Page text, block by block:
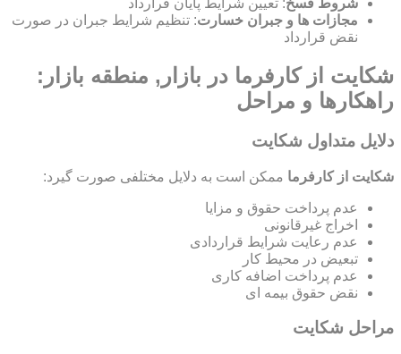
شروط فسخ: تعیین شرایط پایان قرارداد
مجازات ها و جبران خسارت: تنظیم شرایط جبران در صورت
نقض قرارداد
شکایت از کارفرما در بازار, منطقه بازار:
راهکارها و مراحل
دلایل متداول شکایت
شکایت از کارفرما ممکن است به دلایل مختلفی صورت گیرد:
عدم پرداخت حقوق و مزایا
اخراج غیرقانونی
عدم رعایت شرایط قراردادی
تبعیض در محیط کار
عدم پرداخت اضافه کاری
نقض حقوق بیمه ای
مراحل شکایت